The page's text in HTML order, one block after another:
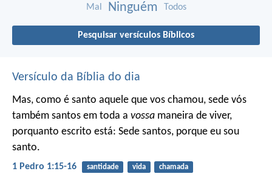
Mal Ninguém Todos
Pesquisar versículos Bíblicos
Versículo da Bíblia do dia
Mas, como é santo aquele que vos chamou, sede vós
também santos em toda a vossa maneira de viver,
porquanto escrito está: Sede santos, porque eu sou
santo.
1 Pedro 1:15-16 santidade vida chamada